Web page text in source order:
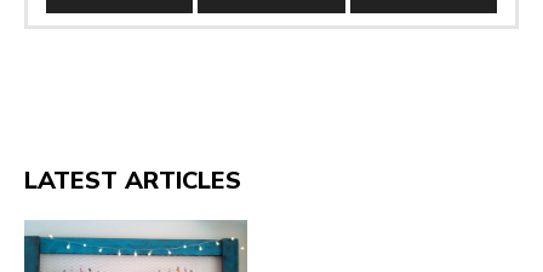
LATEST ARTICLES